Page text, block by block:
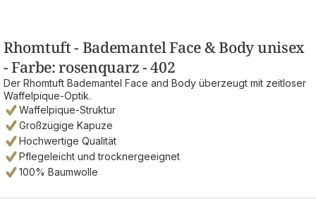
Rhomtuft - Bademantel Face & Body unisex
- Farbe: rosenquarz - 402
Der Rhomtuft Bademantel Face and Body überzeugt mit zeitloser
Waffelpique-Optik.
Waffelpique-Struktur
Großzügige Kapuze
Hochwertige Qualität
Pflegeleicht und trocknergeeignet
100% Baumwolle